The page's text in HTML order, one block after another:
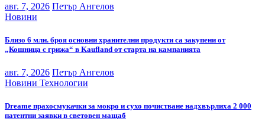
авг. 7, 2026 Петър Ангелов
Новини
Близо 6 млн. броя основни хранителни продукти са закупени от
„Кошница с грижа“ в Kaufland от старта на кампанията
авг. 7, 2026 Петър Ангелов
Новини Технологии
Dreame прахосмукачки за мокро и сухо почистване надхвърлиха 2 000
патентни заявки в световен мащаб